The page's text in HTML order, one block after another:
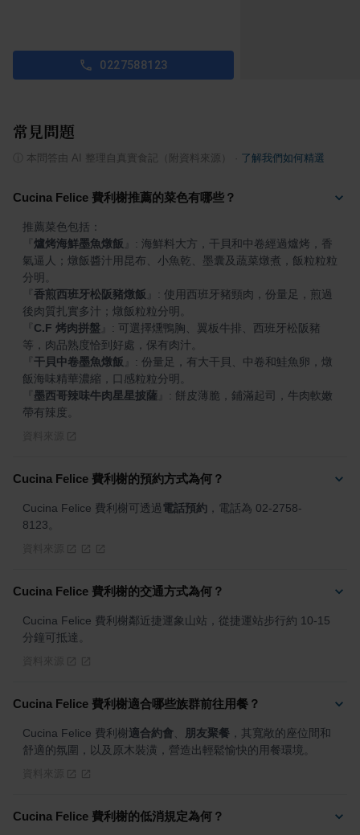
0227588123
常見問題
本問答由 AI 整理自真實食記（附資料來源） 了解我們如何精選
Cucina Felice 費利榭推薦的菜色有哪些？
爐烤海鮮墨魚燉飯
: 海鮮料大方，干貝和中卷經過爐烤，香
氣逼人；燉飯醬汁用昆布、小魚乾、墨囊及蔬菜燉煮，飯粒粒粒
香煎西班牙松阪豬燉飯
: 使用西班牙豬頸肉，份量足，煎過
C.F 烤肉拼盤
: 可選擇燻鴨胸、翼板牛排、西班牙松阪豬
干貝中卷墨魚燉飯
: 份量足，有大干貝、中卷和鮭魚卵，燉
墨西哥辣味牛肉星星披薩
: 餅皮薄脆，鋪滿起司，牛肉軟嫩
帶有辣度。
Cucina Felice 費利榭的預約方式為何？
Cucina Felice 費利榭可透過電話預約 ，電話為 02-2758-
8123。
Cucina Felice 費利榭的交通方式為何？
Cucina Felice 費利榭鄰近捷運象山站，從捷運站步行約 10-15
分鐘可抵達。
Cucina Felice 費利榭適合哪些族群前往用餐？
Cucina Felice 費利榭適合約會 朋友聚餐 ，其寬敞的座位間和
舒適的氛圍，以及原木裝潢，營造出輕鬆愉快的用餐環境。
Cucina Felice 費利榭的低消規定為何？